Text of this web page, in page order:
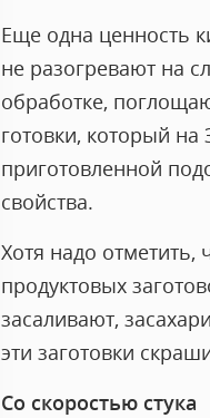
Еще одна ценность
не разогревают на
обработке,
готовки, который
приготовленной
свойства.
Хотя надо отметить,
продуктовых
засаливают,
эти заготовки
Со скоростью стука